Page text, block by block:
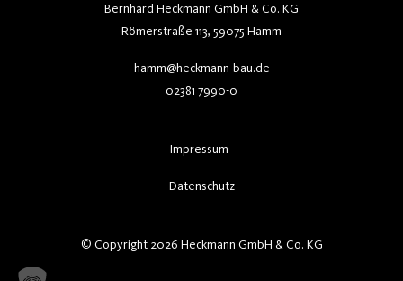
Bernhard Heckmann GmbH & Co. KG
Römerstraße 113, 59075 Hamm
hamm@heckmann-bau.de
02381 7990-0
Impressum
Datenschutz
© Copyright 2026 Heckmann GmbH & Co. KG